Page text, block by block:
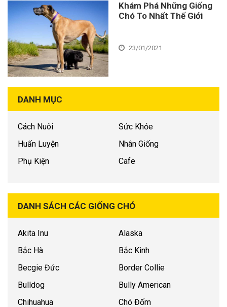
Khám Phá Những Giống
Chó To Nhất Thế Giới
23/01/2021
DANH MỤC
Cách Nuôi
Sức Khỏe
Huấn Luyện
Nhân Giống
Phụ Kiện
Cafe
DANH SÁCH CÁC GIỐNG CHÓ
Akita Inu
Alaska
Bắc Hà
Bắc Kinh
Becgie Đức
Border Collie
Bulldog
Bully American
Chihuahua
Chó Đốm